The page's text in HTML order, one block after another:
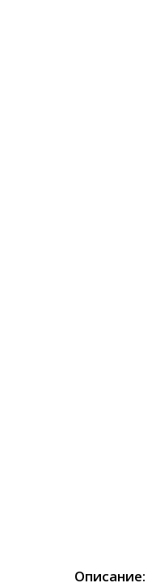
Описание: